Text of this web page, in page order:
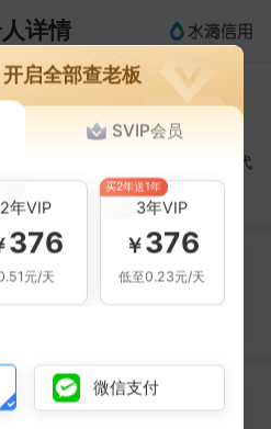
详情
投资发展集团有限公司的法定代
王艳
启全部查老板
SVIP会员
2年VIP
376
元/天
3年VIP
￥376
低至0.23元/天
买2年送1年
微信支付